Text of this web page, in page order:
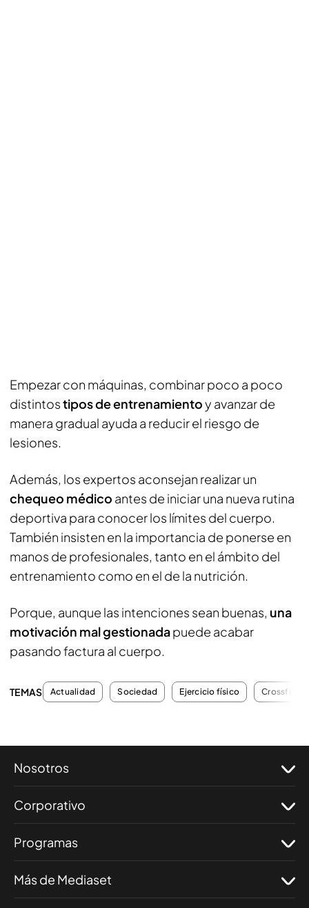
Empezar con máquinas, combinar poco a poco
distintostipos de entrenamientoy avanzar de
manera gradual ayuda a reducir el riesgo de
lesiones.
Además, los expertos aconsejan realizar un
chequeo médico antes de iniciar una nueva rutina
deportiva para conocer los límites del cuerpo.
También insisten en la importancia de ponerse en
manos de profesionales, tanto en el ámbito del
entrenamiento como en el de la nutrición.
Porque, aunque las intenciones sean buenas, una
motivación mal gestionadapuede acabar
pasando factura al cuerpo.
TEMAS Actualidad Sociedad Ejercicio físico Crossfit
Nosotros
Corporativo
Programas
Más de Mediaset